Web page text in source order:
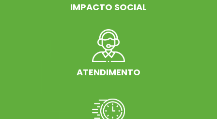
IMPACTO SOCIAL
ATENDIMENTO